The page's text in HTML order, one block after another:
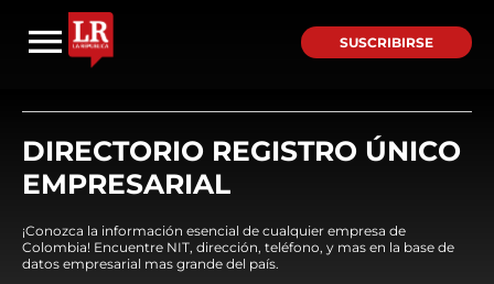
SUSCRIBIRSE
DIRECTORIO REGISTRO ÚNICO
EMPRESARIAL
¡Conozca la información esencial de cualquier empresa de
Colombia! Encuentre NIT, dirección, teléfono, y mas en la base de
datos empresarial mas grande del país.